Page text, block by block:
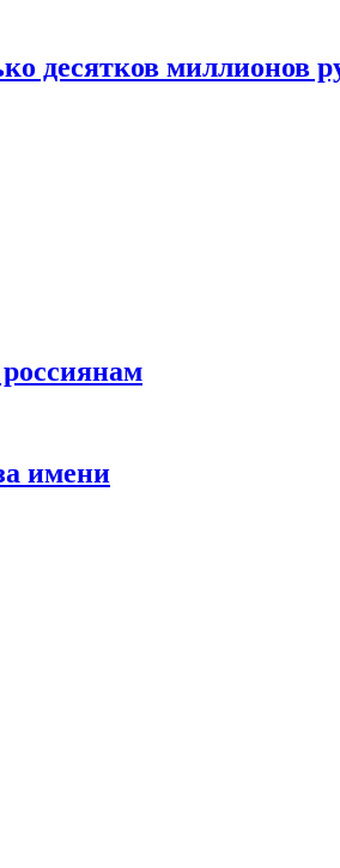
десятков миллионов
имени